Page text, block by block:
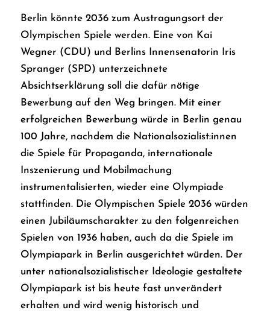
Berlin könnte 2036 zum Austragungsort der
Olympischen Spiele werden. Eine von Kai
Wegner (CDU) und Berlins Innensenatorin Iris
Spranger (SPD) unterzeichnete
Absichtserklärung soll die dafür nötige
Bewerbung auf den Weg bringen. Mit einer
erfolgreichen Bewerbung würde in Berlin genau
100 Jahre, nachdem die Nationalsozialist:innen
die Spiele für Propaganda, internationale
Inszenierung und Mobilmachung
instrumentalisierten, wieder eine Olympiade
stattfinden. Die Olympischen Spiele 2036 würden
einen Jubiläumscharakter zu den folgenreichen
Spielen von 1936 haben, auch da die Spiele im
Olympiapark in Berlin ausgerichtet würden. Der
unter nationalsozialistischer Ideologie gestaltete
Olympiapark ist bis heute fast unverändert
erhalten und wird wenig historisch und